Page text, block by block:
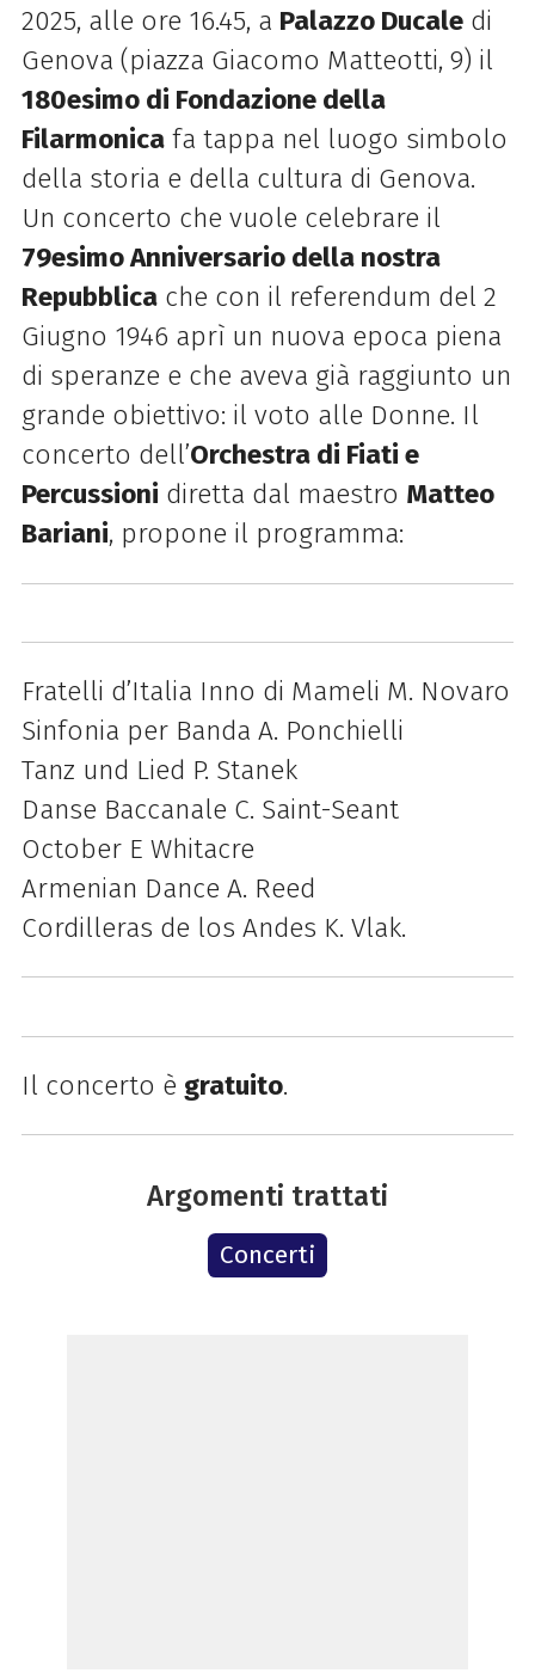
2025, alle ore 16.45, a Palazzo Ducaledi
Genova (piazza Giacomo Matteotti, 9) il
180esimo di Fondazione della
Filarmonicafa tappa nel luogo simbolo
della storia e della cultura di Genova.
Un concerto che vuole celebrare il
79esimo Anniversario della nostra
Repubblicache con il referendum del 2
Giugno 1946 aprì un nuova epoca piena
di speranze e che aveva già raggiunto un
grande obiettivo: il voto alle Donne. Il
concerto dell’Orchestra di Fiati e
Percussioni diretta dal maestro Matteo
Bariani, propone il programma:
Fratelli d’Italia Inno di Mameli M. Novaro
Sinfonia per Banda A. Ponchielli
Tanz und Lied P. Stanek
Danse Baccanale C. Saint-Seant
October E Whitacre
Armenian Dance A. Reed
Cordilleras de los Andes K. Vlak.
Il concerto è gratuito.
Argomenti trattati
Concerti